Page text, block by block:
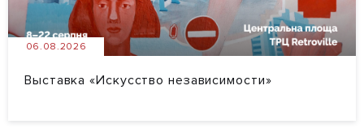
06.08.2026
Выставка «Искусство независимости»